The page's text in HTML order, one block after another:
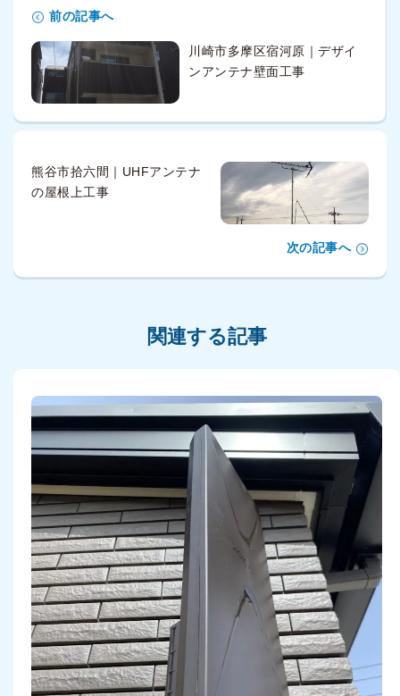
前の記事へ
川崎市多摩区宿河原｜デザイ
ンアンテナ壁面工事
熊谷市拾六間｜UHFアンテナ
の屋根上工事
次の記事へ
関連する記事